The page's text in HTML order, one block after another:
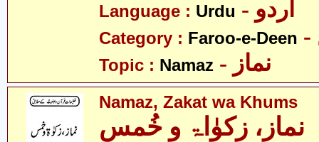
Language : Urdu - اردو
Category : Faroo-e-Deen
Topic : Namaz - نماز
Namaz, Zakat wa Khums
نماز، زکوٰاۃ و خُمس